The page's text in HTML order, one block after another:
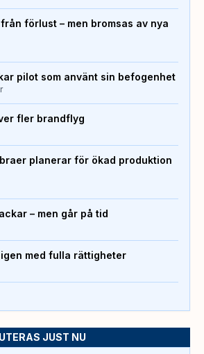
förlust – men bromsas av nya
pilot som använt sin befogenhet
fler brandflyg
planerar för ökad produktion
– men går på tid
med fulla rättigheter
JUST NU